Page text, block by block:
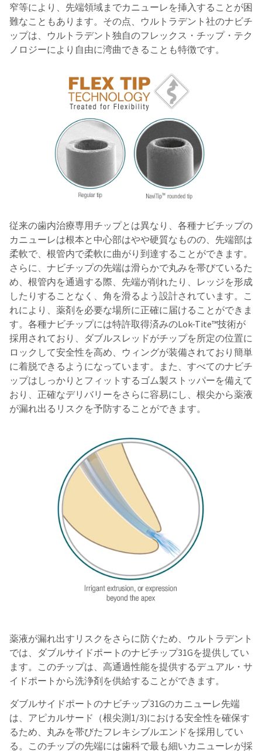
窄等により、先端領域までカニューレを挿入することが困
難なこともあります。その点、ウルトラデント社のナビチ
ップは、ウルトラデント独自のフレックス・チップ・テク
ノロジーにより自由に湾曲できることも特徴です。
従来の歯内治療専用チップとは異なり、各種ナビチップの
カニューレは根本と中心部はやや硬質なものの、先端部は
柔軟で、根管内で柔軟に曲がり到達することができます。
さらに、ナビチップの先端は滑らかで丸みを帯びているた
め、根管内を通過する際、先端が削れたり、レッジを形成
したりすることなく、角を滑るよう設計されています。こ
れにより、薬剤を必要な場所に正確に届けることができま
す。各種ナビチップには特許取得済みのLok-Tite™技術が
採用されており、ダブルスレッドがチップを所定の位置に
ロックして安全性を高め、ウィングが装備されており簡単
に着脱できるようになっています。また、すべてのナビチ
ップはしっかりとフィットするゴム製ストッパーを備えて
おり、正確なデリバリーをさらに容易にし、根尖から薬液
が漏れ出るリスクを予防することができます。
薬液が漏れ出すリスクをさらに防ぐため、ウルトラデント
では、ダブルサイドポートのナビチップ31Gを提供してい
ます。このチップは、高通過性能を提供するデュアル・サ
イドポートから洗浄剤を供給することができます。
ダブルサイドポートのナビチップ31Gのカニューレ先端
は、アピカルサード（根尖測1/3)における安全性を確保す
るため、丸みを帯びたフレキシブルエンドを採用してい
る。このチップの先端には歯科で最も細いカニューレが採